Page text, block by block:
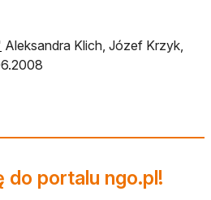
Aleksandra Klich, Józef Krzyk,
do portalu ngo.pl!